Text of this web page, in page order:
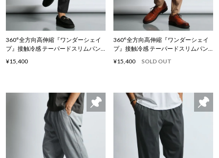
360°全方向高伸縮『ワンダーシェイ
プ』接触冷感 テーパードスリムパン
¥15,400
360°全方向高伸縮『ワンダーシェイ
プ』接触冷感 テーパードスリムパン
¥15,400 SOLD OUT